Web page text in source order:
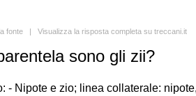
fonte | Visualizza la risposta completa su treccani.it
sono gli zii?
- Nipote e zio; linea collaterale: